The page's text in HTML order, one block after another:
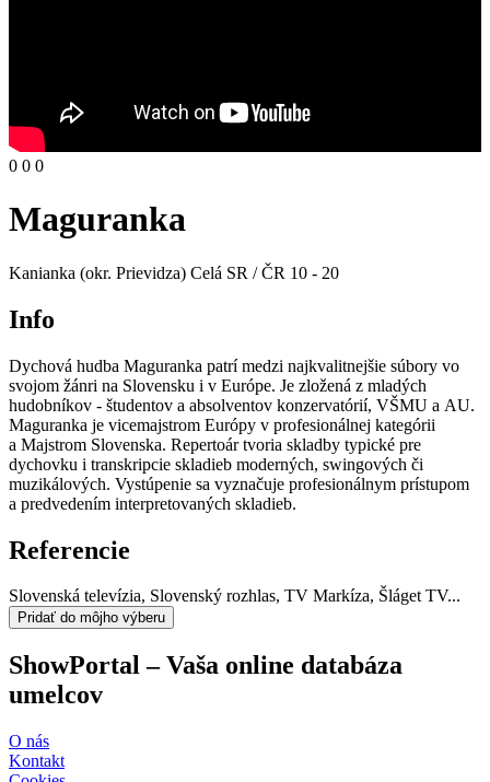
0 0 0
Maguranka
Kanianka (okr. Prievidza) Celá SR / ČR 10 - 20
Info
Dychová hudba Maguranka patrí medzi najkvalitnejšie súbory vo
svojom žánri na Slovensku i v Európe. Je zložená z mladých
hudobníkov - študentov a absolventov konzervatórií, VŠMU a AU.
Maguranka je vicemajstrom Európy v profesionálnej kategórii
a Majstrom Slovenska. Repertoár tvoria skladby typické pre
dychovku i transkripcie skladieb moderných, swingových či
muzikálových. Vystúpenie sa vyznačuje profesionálnym prístupom
a predvedením interpretovaných skladieb.
Referencie
Slovenská televízia, Slovenský rozhlas, TV Markíza, Šláget TV...
Pridať do môjho výberu
ShowPortal – Vaša online databáza
umelcov
O nás
Kontakt